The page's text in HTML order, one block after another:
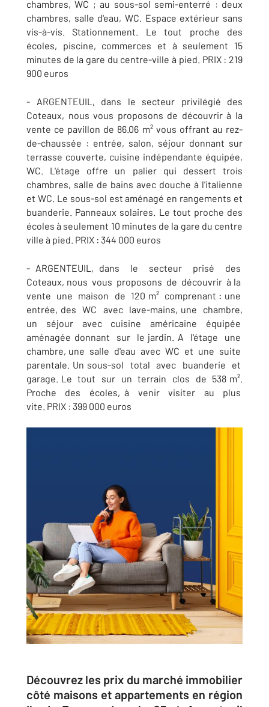
chambres, WC ; au sous-sol semi-enterré : deux
chambres, salle d'eau, WC. Espace extérieur sans
vis-à-vis. Stationnement. Le tout proche des
écoles, piscine, commerces et à seulement 15
minutes de la gare du centre-ville à pied. PRIX : 219
900 euros
- ARGENTEUIL, dans le secteur privilégié des
Coteaux, nous vous proposons de découvrir à la
vente ce pavillon de 86.06 m² vous offrant au rez-
de-chaussée : entrée, salon, séjour donnant sur
terrasse couverte, cuisine indépendante équipée,
WC. L'étage offre un palier qui dessert trois
chambres, salle de bains avec douche à l'italienne
et WC. Le sous-sol est aménagé en rangements et
buanderie. Panneaux solaires. Le tout proche des
écoles à seulement 10 minutes de la gare du centre
ville à pied. PRIX : 344 000 euros
- ARGENTEUIL, dans le secteur prisé des
Coteaux, nous vous proposons de découvrir à la
vente une maison de 120 m² comprenant : une
entrée, des WC avec lave-mains, une chambre,
un séjour avec cuisine américaine équipée
aménagée donnant sur le jardin. A l'étage une
chambre, une salle d'eau avec WC et une suite
parentale. Un sous-sol total avec buanderie et
garage. Le tout sur un terrain clos de 538 m².
Proche des écoles, à venir visiter au plus
vite. PRIX : 399 000 euros
Découvrez les prix du marché immobilier
côté maisons et appartements en région